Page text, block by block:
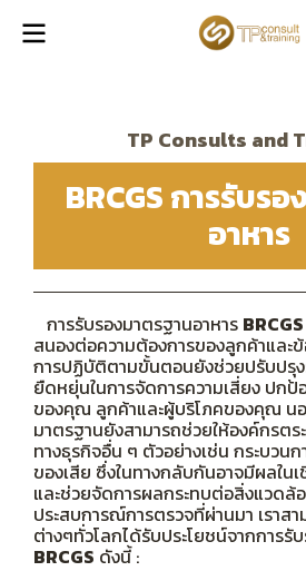
TP Consults and
BRCGS การรับร
อาหาร
การรับรองมาตรฐานอาหาร BRCGS
สนองต่อความต้องการของลูกค้าแล
การปฏิบัติตามขั้นตอนยังช่วยปรับปรุง
ยืดหยุ่นในการจัดการความเสี่ยง ปก
ของคุณ ลูกค้าและผู้บริโภคของคุณ น
มาตรฐานยังสามารถช่วยให้องค์กรต
ทางธุรกิจอื่น ๆ ตัวอย่างเช่น กระบวนก
ของเสีย ซึ่งในทางกลับกันอาจมีผลใน
และช่วยจัดการผลกระทบต่อสิ่งแวดล้
ประสบการณ์การตรวจที่ผ่านมา เราส
ต่างๆทั่วโลกได้รับประโยชน์จากการรั
BRCGS ดังนี้ :